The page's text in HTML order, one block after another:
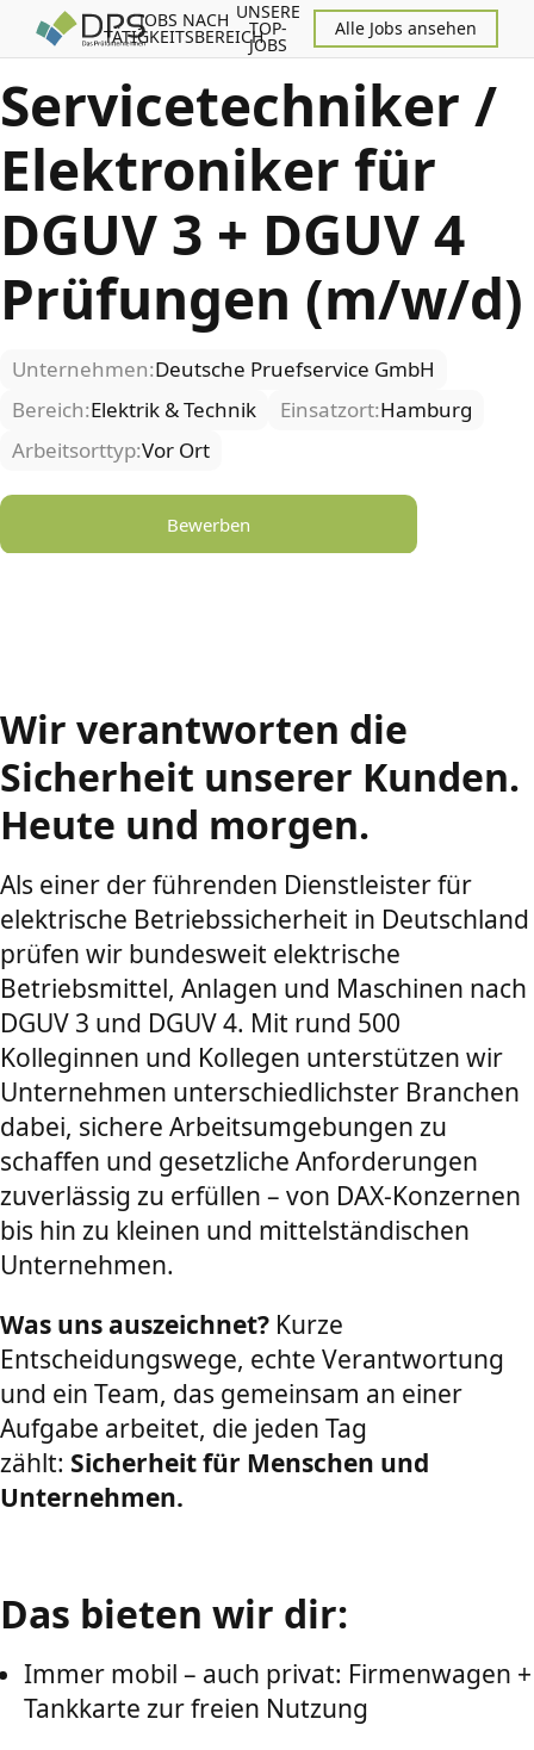
JOBS NACH
TÄTIGKEITSBEREICH
UNSERE
TOP-
JOBS
Alle Jobs ansehen
Servicetechniker /
Elektroniker für
DGUV 3 + DGUV 4
Prüfungen (m/w/d)
Unternehmen:Deutsche Pruefservice GmbH
Bereich:Elektrik & Technik Einsatzort:Hamburg
Arbeitsorttyp:Vor Ort
Bewerben
Wir verantworten die
Sicherheit unserer Kunden.
Heute und morgen.
Als einer der führenden Dienstleister für
elektrische Betriebssicherheit in Deutschland
prüfen wir bundesweit elektrische
Betriebsmittel, Anlagen und Maschinen nach
DGUV 3 und DGUV 4. Mit rund 500
Kolleginnen und Kollegen unterstützen wir
Unternehmen unterschiedlichster Branchen
dabei, sichere Arbeitsumgebungen zu
schaffen und gesetzliche Anforderungen
zuverlässig zu erfüllen – von DAX-Konzernen
bis hin zu kleinen und mittelständischen
Unternehmen.
Was uns auszeichnet? Kurze
Entscheidungswege, echte Verantwortung
und ein Team, das gemeinsam an einer
Aufgabe arbeitet, die jeden Tag
zählt: Sicherheit für Menschen und
Unternehmen.
Das bieten wir dir:
Immer mobil – auch privat: Firmenwagen +
Tankkarte zur freien Nutzung